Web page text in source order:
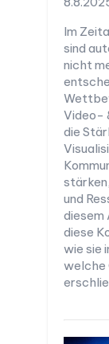
Im
sind
nicht
Video-
die
und
diesem
diese
wie sie
welche